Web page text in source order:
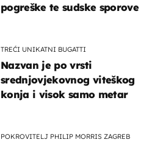
pogreške te sudske sporove
TREĆI UNIKATNI BUGATTI
Nazvan je po vrsti
srednjovjekovnog viteškog
konja i visok samo metar
POKROVITELJ PHILIP MORRIS ZAGREB